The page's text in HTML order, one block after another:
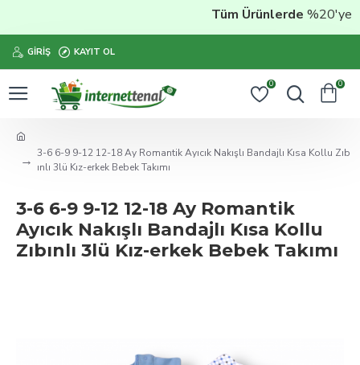
Tüm Ürünlerde%20'ye
GIRIŞ KAYIT OL
0 0
3-6 6-9 9-12 12-18 Ay Romantik Ayıcık Nakışlı Bandajlı Kısa Kollu Zıb
ınlı 3lü Kız-erkek Bebek Takımı
3-6 6-9 9-12 12-18 Ay Romantik
Ayıcık Nakışlı Bandajlı Kısa Kollu
Zıbınlı 3lü Kız-erkek Bebek Takımı